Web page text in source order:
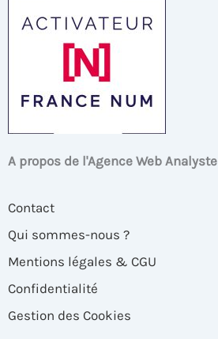
A propos de l'Agence Web Analyste
Contact
Qui sommes-nous ?
Mentions légales & CGU
Confidentialité
Gestion des Cookies